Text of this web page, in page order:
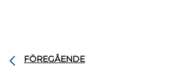
FÖREGÅENDE